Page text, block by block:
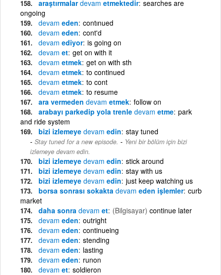
araştırmalardevam etmektedir searches are
ongoing
devam eden contınued
devam eden cont'd
devam ediyor is going on
devam et get on with it
devam etmek get on with sth
devam etmek to continued
devam etmek to cont
devam etmek to resume
ara vermeden devam etmek follow on
arabayı parkedip yola trenle devam etme park
and ride system
bizi izlemeye devam edin stay tuned
Stay tuned for a new episode. - Yeni bir bölüm için bizi
izlemeye devam edin.
bizi izlemeye devam edin stick around
bizi izlemeye devam edin stay with us
bizi izlemeye devam edin just keep watching us
borsa sonrası sokakta devam eden işlemler curb
market
daha sonra devam et (Bilgisayar) continue later
devam eden outright
devam eden continueing
devam eden stending
devam eden lasting
devam eden runon
devam et soldieron